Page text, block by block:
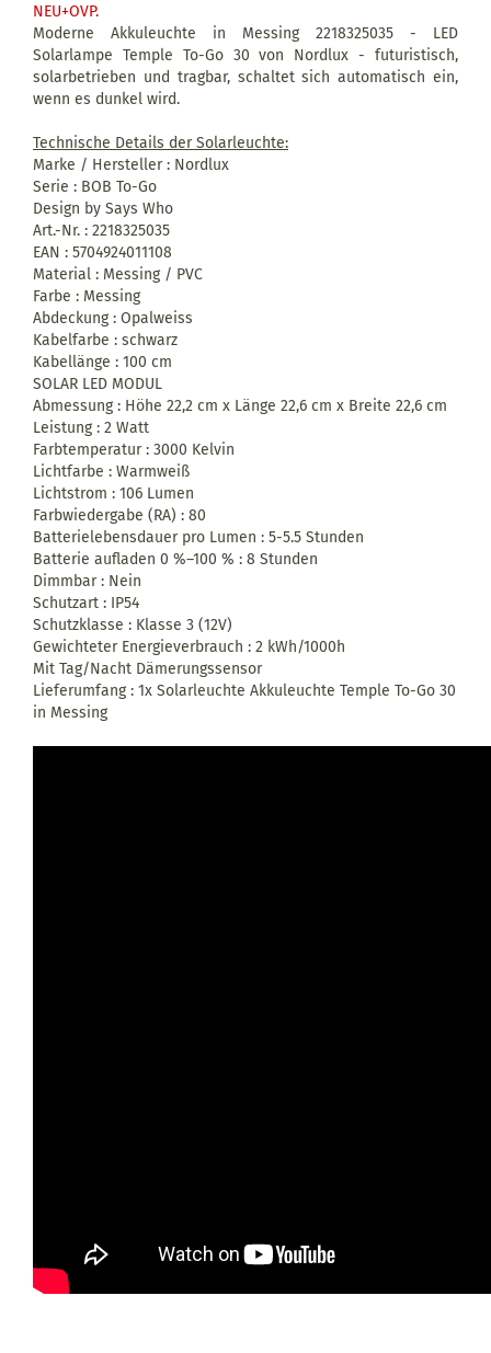
NEU+OVP.
Moderne Akkuleuchte in Messing 2218325035 - LED
Solarlampe Temple To-Go 30 von Nordlux - futuristisch,
solarbetrieben und tragbar, schaltet sich automatisch ein,
wenn es dunkel wird.
Technische Details der Solarleuchte:
Marke / Hersteller : Nordlux
Serie : BOB To-Go
Design by Says Who
Art.-Nr. : 2218325035
EAN : 5704924011108
Material : Messing / PVC
Farbe : Messing
Abdeckung : Opalweiss
Kabelfarbe : schwarz
Kabellänge : 100 cm
SOLAR LED MODUL
Abmessung : Höhe 22,2 cm x Länge 22,6 cm x Breite 22,6 cm
Leistung : 2 Watt
Farbtemperatur : 3000 Kelvin
Lichtfarbe : Warmweiß
Lichtstrom : 106 Lumen
Farbwiedergabe (RA) : 80
Batterielebensdauer pro Lumen : 5-5.5 Stunden
Batterie aufladen 0 %–100 % : 8 Stunden
Dimmbar : Nein
Schutzart : IP54
Schutzklasse : Klasse 3 (12V)
Gewichteter Energieverbrauch : 2 kWh/1000h
Mit Tag/Nacht Dämerungssensor
Lieferumfang : 1x Solarleuchte Akkuleuchte Temple To-Go 30
in Messing